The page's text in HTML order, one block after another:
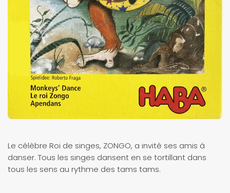
Le célèbre Roi de singes, ZONGO, a invité ses amis à
danser. Tous les singes dansent en se tortillant dans
tous les sens au rythme des tams tams.